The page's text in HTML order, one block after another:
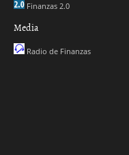
Finanzas 2.0
Media
Radio de Finanzas